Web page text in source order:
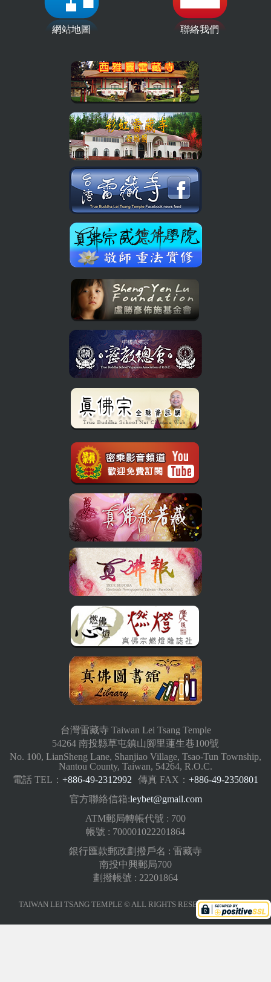
網站地圖 聯絡我們
台灣雷藏寺 Taiwan Lei Tsang Temple
54264 南投縣草屯鎮山腳里蓮生巷100號
No. 100, LianSheng Lane, Shanjiao Village, Tsao-Tun Township,
Nantou County, Taiwan, 54264, R.O.C.
電話 TEL： +886-49-2312992 傳真 FAX： +886-49-2350801
官方聯絡信箱:leybet@gmail.com
ATM郵局轉帳代號 : 700
帳號 : 700001022201864
銀行匯款郵政劃撥戶名 : 雷藏寺
南投中興郵局700
劃撥帳號 : 22201864
TAIWAN LEI TSANG TEMPLE © ALL RIGHTS RESERVED.版權聲明